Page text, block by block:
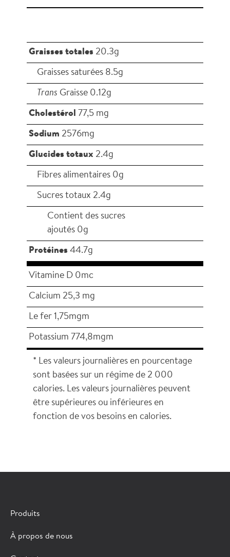
Graisses totales 20.3g
Graisses saturées 8.5g
Trans Graisse 0.12g
Cholestérol 77,5 mg
Sodium 2576mg
Glucides totaux 2.4g
Fibres alimentaires 0g
Sucres totaux 2.4g
Contient des sucres
ajoutés 0g
Protéines 44.7g
Vitamine D 0mc
Calcium 25,3 mg
Le fer 1,75mgm
Potassium 774,8mgm
* Les valeurs journalières en pourcentage
sont basées sur un régime de 2 000
calories. Les valeurs journalières peuvent
être supérieures ou inférieures en
fonction de vos besoins en calories.
CONTACTER UN REPRÉSENTANT HORMEL
Remplissez le formulaire ci-dessous et nous vous
Produits
À propos de nous